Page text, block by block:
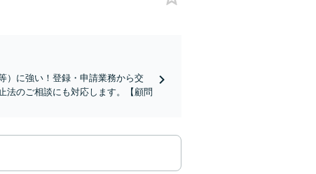
）に強い！登録・申請業務から交
法のご相談にも対応します。【顧問